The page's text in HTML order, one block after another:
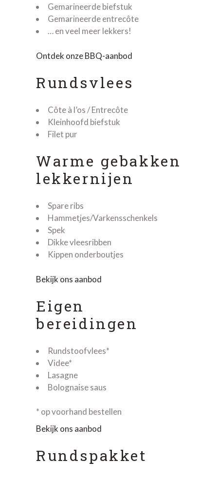
Gemarineerde biefstuk
Gemarineerde entrecôte
… en veel meer lekkers!
Ontdek onze BBQ-aanbod
Rundsvlees
Côte à l’os / Entrecôte
Kleinhoofd biefstuk
Filet pur
Warme gebakken
lekkernijen
Spare ribs
Hammetjes/Varkensschenkels
Spek
Dikke vleesribben
Kippen onderboutjes
Bekijk ons aanbod
Eigen
bereidingen
Rundstoofvlees*
Videe*
Lasagne
Bolognaise saus
* op voorhand bestellen
Bekijk ons aanbod
Rundspakket